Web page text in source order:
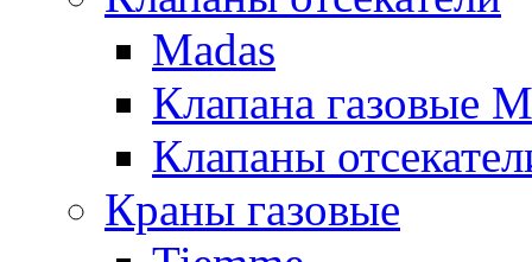
Madas
Клапана газовые
Клапаны
Краны газовые